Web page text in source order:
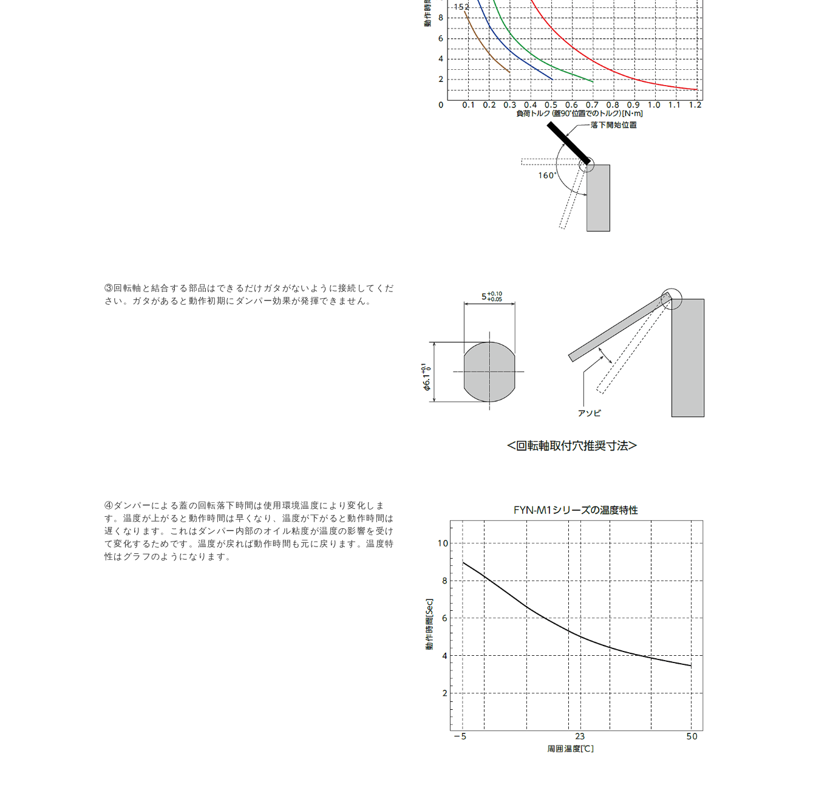
③回転軸と結合する部品はできるだけガタがないように接続してくだ
さい。ガタがあると動作初期にダンパー効果が発揮できません。
④ダンパーによる蓋の回転落下時間は使用環境温度により変化しま
す。温度が上がると動作時間は早くなり、温度が下がると動作時間は
遅くなります。これはダンパー内部のオイル粘度が温度の影響を受け
て変化するためです。温度が戻れば動作時間も元に戻ります。温度特
性はグラフのようになります。